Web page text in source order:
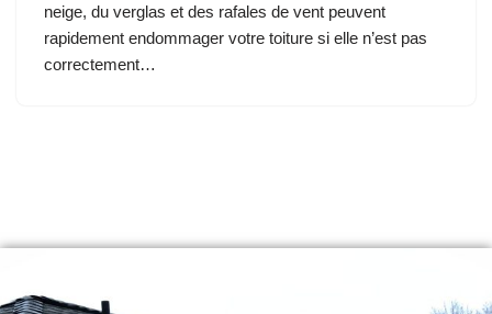
neige, du verglas et des rafales de vent peuvent
rapidement endommager votre toiture si elle n’est pas
correctement…